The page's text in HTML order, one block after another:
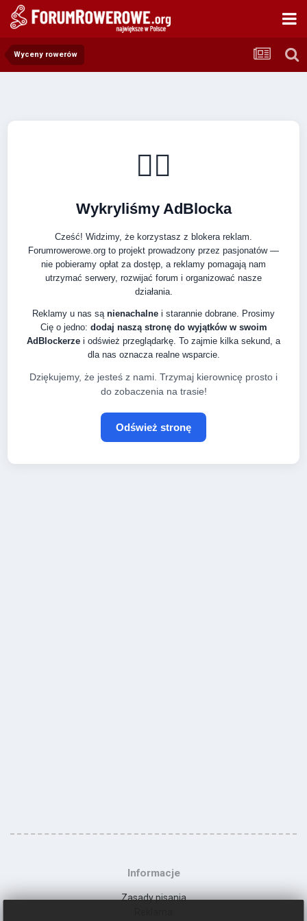
Wyceny rowerów
🚴‍♂️
Wykryliśmy AdBlocka
Cześć! Widzimy, że korzystasz z blokera reklam.
Forumrowerowe.org to projekt prowadzony przez pasjonatów —
nie pobieramy opłat za dostęp, a reklamy pomagają nam
utrzymać serwery, rozwijać forum i organizować nasze
działania.
Reklamy u nas są nienachalne i starannie dobrane. Prosimy
Cię o jedno: dodaj naszą stronę do wyjątków w swoim
AdBlockerze i odśwież przeglądarkę. To zajmie kilka sekund, a
dla nas oznacza realne wsparcie.
Dziękujemy, że jesteś z nami. Trzymaj kierownicę prosto i
do zobaczenia na trasie!
Odśwież stronę
Informacje
Zasady pisania